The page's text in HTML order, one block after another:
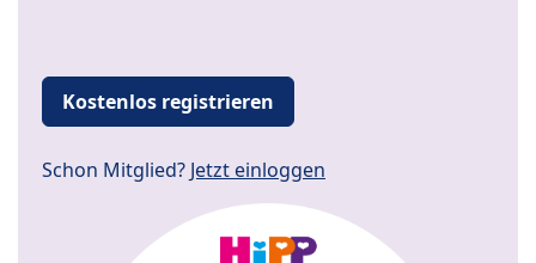
Kostenlos registrieren
Schon Mitglied? Jetzt einloggen